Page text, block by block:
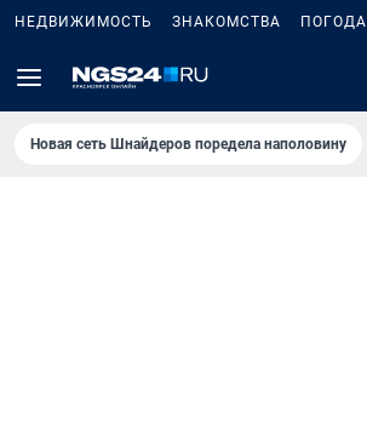
НЕДВИЖИМОСТЬ ЗНАКОМСТВА ПОГОДА
Новая сеть Шнайдеров поредела наполовину